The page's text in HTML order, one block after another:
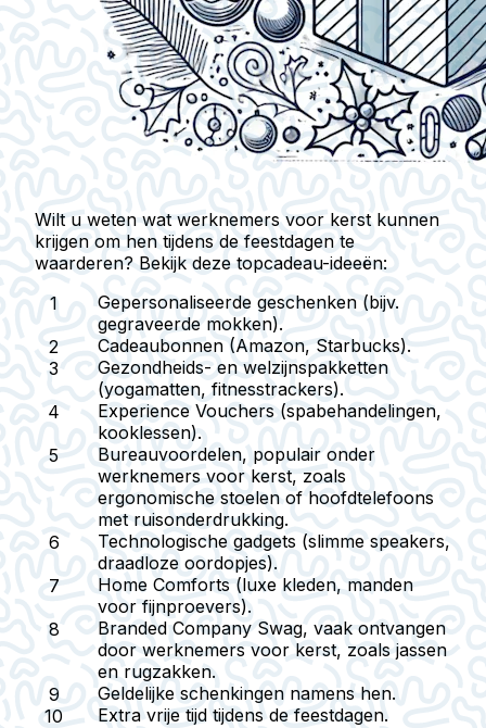
Wilt u weten wat werknemers voor kerst kunnen
krijgen om hen tijdens de feestdagen te
waarderen? Bekijk deze topcadeau-ideeën:
Gepersonaliseerde geschenken (bijv.
gegraveerde mokken).
Cadeaubonnen (Amazon, Starbucks).
Gezondheids- en welzijnspakketten
(yogamatten, fitnesstrackers).
Experience Vouchers (spabehandelingen,
kooklessen).
Bureauvoordelen, populair onder
werknemers voor kerst, zoals
ergonomische stoelen of hoofdtelefoons
met ruisonderdrukking.
Technologische gadgets (slimme speakers,
draadloze oordopjes).
Home Comforts (luxe kleden, manden
voor fijnproevers).
Branded Company Swag, vaak ontvangen
door werknemers voor kerst, zoals jassen
en rugzakken.
Geldelijke schenkingen namens hen.
Extra vrije tijd tijdens de feestdagen.